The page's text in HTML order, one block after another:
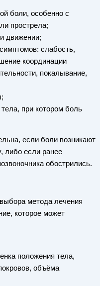
боли, особенно с
прострела;
движении;
слабость,
координации
покалывание,
при котором боль
если боли возникают
либо если ранее
обострились.
метода лечения
которое может
положения тела,
объёма